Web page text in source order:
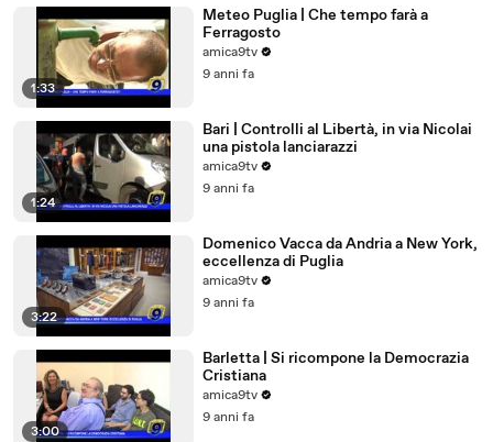
1:33
Meteo Puglia | Che tempo farà a
Ferragosto
amica9tv
9 anni fa
1:24
Bari | Controlli al Libertà, in via Nicolai
una pistola lanciarazzi
amica9tv
9 anni fa
3:22
Domenico Vacca da Andria a New York,
eccellenza di Puglia
amica9tv
9 anni fa
3:00
Barletta | Si ricompone la Democrazia
Cristiana
amica9tv
9 anni fa